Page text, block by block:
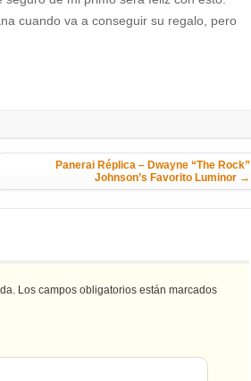
cuando va a conseguir su regalo, pero
Panerai Réplica – Dwayne “The Rock”
Johnson’s Favorito Luminor →
Los campos obligatorios están marcados